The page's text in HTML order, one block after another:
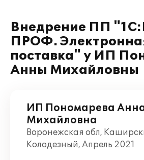
Внедрение ПП
ПРОФ.
поставка" у ИП
Анны Михайловны
ИП Пономарева
Михайловна
Воронежская обл,
Колодезный, Апрель 2021